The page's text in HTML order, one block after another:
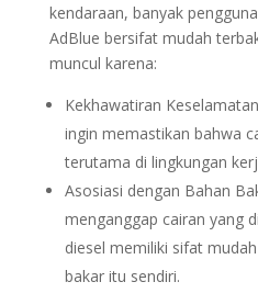
kendaraan, banyak
AdBlue bersifat mudah
muncul karena:
Kekhawatiran
ingin memastikan bahwa
terutama di lingkungan
Asosiasi dengan Bahan
menganggap cairan yang
diesel memiliki sifat
bakar itu sendiri.